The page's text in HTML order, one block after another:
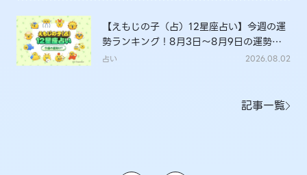
【えもじの子（占）12星座占い】今週の運
勢ランキング！8月3日～8月9日の運勢
は？
占い 2026.08.02
記事一覧